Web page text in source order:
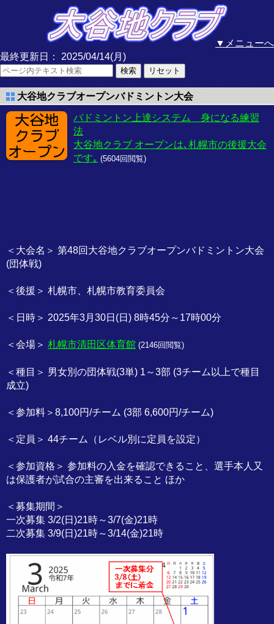
▼メニューへ
最終更新日： 2025/04/14(月)
大谷地クラブオープンバドミントン大会
バドミントン上達システム 身になる練習
法
大谷地クラブ オープンは､札幌市の後援大会
です｡ (5604回閲覧)
＜大会名＞ 第48回大谷地クラブオープンバドミントン大会
(団体戦)
＜後援＞ 札幌市、札幌市教育委員会
＜日時＞ 2025年3月30日(日) 8時45分～17時00分
＜会場＞ 札幌市清田区体育館 (2146回閲覧)
＜種目＞ 男女別の団体戦(3単) 1～3部 (3チーム以上で種目
成立)
＜参加料＞8,100円/チーム (3部 6,600円/チーム)
＜定員＞ 44チーム（レベル別に定員を設定）
＜参加資格＞ 参加料の入金を確認できること、選手本人又
は保護者が試合の主審を出来ること ほか
＜募集期間＞
一次募集 3/2(日)21時～3/7(金)21時
二次募集 3/9(日)21時～3/14(金)21時